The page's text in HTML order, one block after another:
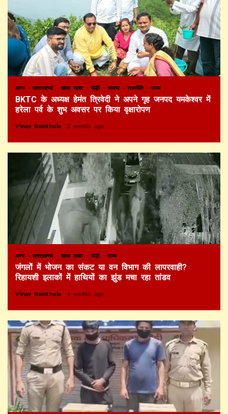
अन्य उत्तराखण्ड खास खबर पौड़ी भाजपा राजनीति राज्य
BKTC के अध्यक्ष हेमंत त्रिवेदी ने अपने गृह जनपद यमकेश्वर में
हरेला पर्व के शुभ अवसर पर किया वृक्षारोपण
Vinay Kainthola 3 weeks ago
अन्य उत्तराखण्ड खास खबर पौड़ी राज्य
जंगलों में भोजन का संकट या वन विभाग की लापरवाही?
रिहायशी इलाकों में हाथियों का झुंड मचा रहा तांडव
Vinay Kainthola 4 weeks ago